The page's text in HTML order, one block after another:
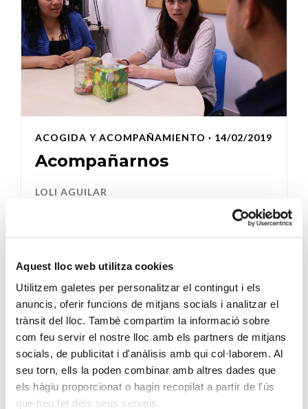
Aquest lloc web utilitza cookies
Utilitzem galetes per personalitzar el contingut i els
anuncis, oferir funcions de mitjans socials i analitzar el
trànsit del lloc. També compartim la informació sobre
com feu servir el nostre lloc amb els partners de mitjans
socials, de publicitat i d'anàlisis amb qui col·laborem. Al
seu torn, ells la poden combinar amb altres dades que
els hàgiu proporcionat o hagin recopilat a partir de l'ús
que heu fet dels seus serveis.
ACOGIDA Y ACOMPAÑAMIENTO · 14/02/2019
Acompañarnos
LOLI AGUILAR
Vuelvo a casa con el corazón y la cabeza llena de